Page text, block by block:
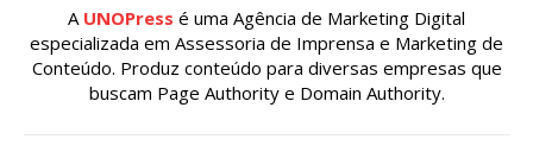
A UNOPress é uma Agência de Marketing Digital
especializada em Assessoria de Imprensa e Marketing de
Conteúdo. Produz conteúdo para diversas empresas que
buscam Page Authority e Domain Authority.